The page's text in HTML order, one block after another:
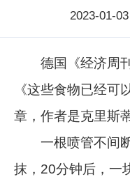
2023-01-03
德国《经济周刊
《这些食物已经可
章，作者是克里斯
一根喷管不间断
抹，20分钟后，一